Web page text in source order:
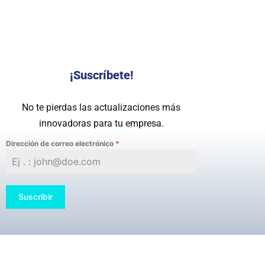
¡Suscríbete!
No te pierdas las actualizaciones más
innovadoras para tu empresa.
Dirección de correo electrónico *
Suscribir